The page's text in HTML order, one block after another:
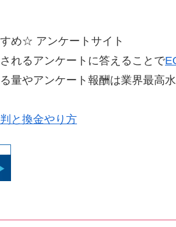
め☆ アンケートサイト
れるアンケートに答えることで
量やアンケート報酬は業界最高
と換金やり方